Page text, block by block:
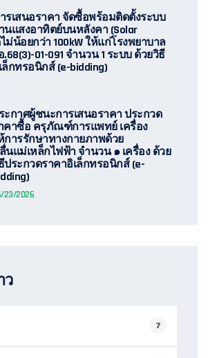
รเสนอราคา จัดซื้อพร้อมติดตั้งระบบ
นแสงอาทิตย์บนหลังคา (Solar
ม่น้อยกว่า 100kW ให้แก่โรงพยาบาล
01-091 จำนวน 1 ระบบ ด้วยวิธี
กทรอนิกส์ (e-bidding)
ะกาศผู้ชนะการเสนอราคา ประกวด
คาซื้อ ครุภัณฑ์การแพทย์ เครื่อง
การรักษาทางกายภาพด้วย
นแม่เหล็กไฟฟ้า จำนวน ๑ เครื่อง ด้วย
ประกวดราคาอิเล็กทรอนิกส์ (e-
23/2026
ว
7